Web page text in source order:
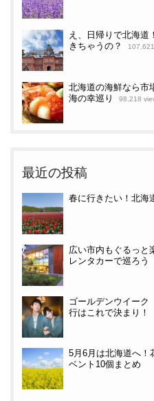
え、日帰りで北海道
きちゃうの？
北海道の海鮮なら市
海の幸巡り
98,218
最近の投稿
春に行きたい！北海
広い市内もぐるっと
レンタカーで巡ろう
ゴールデンウイーク
行はこれで決まり！
5月6月は北海道へ！
ベント10個まとめ